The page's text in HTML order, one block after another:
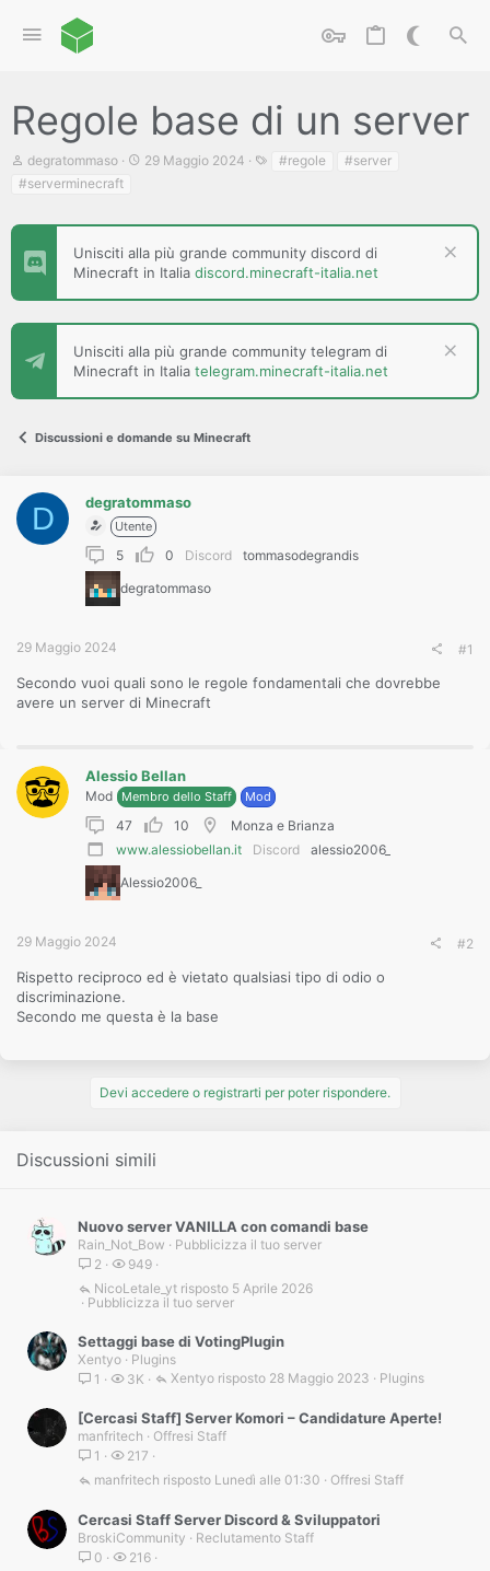
Regole base di un server
C
e
t
r
D
u
s
degratommaso
D
d
i
n
i
o
29 Maggio 2024 #regole
#server
#serverminecraft
Unisciti alla più grande community discord di
Minecraft in Italia discord.minecraft-italia.net
Unisciti alla più grande community telegram di
Minecraft in Italia telegram.minecraft-italia.net
Discussioni e domande su Minecraft
D degratommaso
Utente
5 0 Discord
tommasodegrandis
degratommaso
29 Maggio 2024 #1
Secondo vuoi quali sono le regole fondamentali che dovrebbe
avere un server di Minecraft
Alessio Bellan
Mod Membro dello Staff Mod
47 10
Monza e Brianza
www.alessiobellan.it
Discord
alessio2006_
Alessio2006_
29 Maggio 2024 #2
Rispetto reciproco ed è vietato qualsiasi tipo di odio o
discriminazione.
Secondo me questa è la base
Devi accedere o registrarti per poter rispondere.
Discussioni simili
Nuovo server VANILLA con comandi base
Rain_Not_Bow
Pubblicizza il tuo server
2
949
Pubblicizza il tuo server
5 Aprile 2026
NicoLetale_yt
Settaggi base di VotingPlugin
Xentyo
Plugins
1
3K Plugins
28 Maggio 2023
Xentyo
[Cercasi Staff] Server Komori – Candidature Aperte!
manfritech
Offresi Staff
1
217
Offresi Staff
Lunedì alle 01:30
manfritech
Cercasi Staff Server Discord & Sviluppatori
BroskiCommunity
Reclutamento Staff
0
216